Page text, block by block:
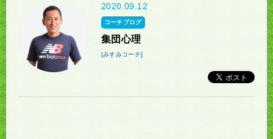
2020.09.12
コーチブログ
集団心理
[みすみコーチ]